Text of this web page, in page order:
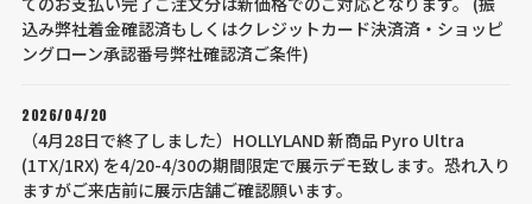
込み弊社着金確認済もしくはクレジットカード決済済・ショッピ
ングローン承認番号弊社確認済ご条件)
2026/04/20
（4月28日で終了しました）HOLLYLAND 新商品 Pyro Ultra
(1TX/1RX) を4/20-4/30の期間限定で展示デモ致します。恐れ入り
ますがご来店前に展示店舗ご確認願います。